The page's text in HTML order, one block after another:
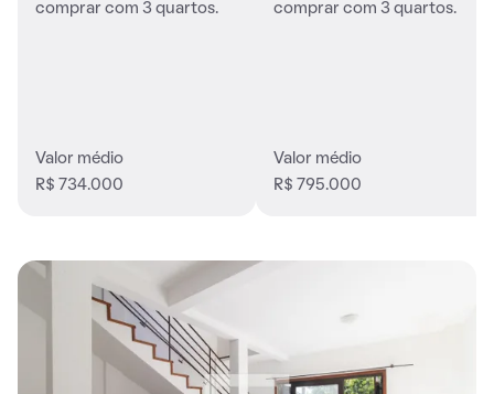
comprar com 3 quartos.
Valor médio
R$ 734.000
comprar com 3 quartos.
Valor médio
R$ 795.000